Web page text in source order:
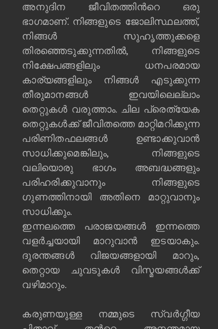
അനുദിന ജീവിതത്തിന്‍റെ ഒരു
ഭാഗമാണ്. നിങ്ങളുടെ ജോലിസ്ഥലത്ത്,
നിങ്ങള്‍ സുഹൃത്തുക്കളെ
തിരഞ്ഞെടുക്കുന്നതില്‍, നിങ്ങളുടെ
നിക്ഷേപങ്ങളിലും ധനപരമായ
കാര്യങ്ങളിലും നിങ്ങള്‍ എടുക്കുന്ന
തീരുമാനങ്ങള്‍ ഇവയിലെല്ലാം
തെറ്റുകള്‍ വരുത്താം. ചില പ്രെത്യേക
തെറ്റുകള്‍ക്ക് ജീവിതത്തെ മാറ്റിമറിക്കുന്ന
പരിണിതഫലങ്ങള്‍ ഉണ്ടാക്കുവാന്‍
സാധിക്കുമെങ്കിലും, നിങ്ങളുടെ
വലിയൊരു ഭാഗം അബദ്ധങ്ങളും
പരിഹരിക്കുവാനും നിങ്ങളുടെ
ഗുണത്തിനായി അതിനെ മാറ്റുവാനും
സാധിക്കും.
ഇന്നലത്തെ പരാജയങ്ങള്‍ ഇന്നത്തെ
വളര്‍ച്ചയായി മാറുവാന്‍ ഇടയാകും.
ദുരന്തങ്ങള്‍ വിജയങ്ങളായി മാറും,
തെറ്റായ ചുവടുകള്‍ വിസ്മയങ്ങള്‍ക്ക്
വഴിമാറും.
കരുണയുള്ള നമ്മുടെ സ്വര്‍ഗ്ഗീയ